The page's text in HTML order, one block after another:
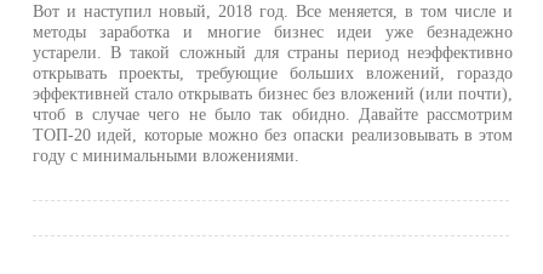
Вот и наступил новый, 2018 год. Все меняется, в том числе и
методы заработка и многие бизнес идеи уже безнадежно
устарели. В такой сложный для страны период неэффективно
открывать проекты, требующие больших вложений, гораздо
эффективней стало открывать бизнес без вложений (или почти),
чтоб в случае чего не было так обидно. Давайте рассмотрим
ТОП-20 идей, которые можно без опаски реализовывать в этом
году с минимальными вложениями.